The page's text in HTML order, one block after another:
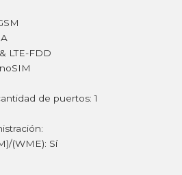
LTE-FDD
de puertos: 1
(WME): Sí